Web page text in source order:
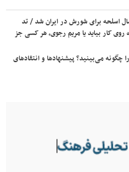
اسلحه برای شورش در ایران شد / تد
کار بیاید یا مریم رجوی، هر کسی جز
چگونه می‌بینید؟ پیشنهادها و انتقادهای